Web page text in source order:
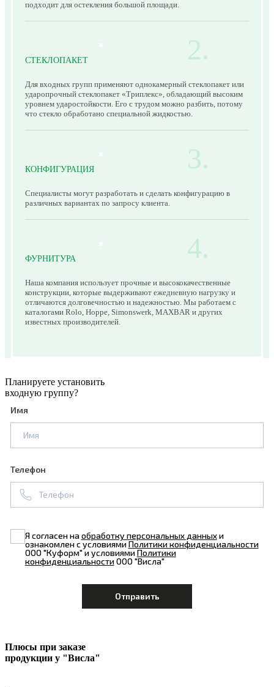
подходит для остекления большой площади.
СТЕКЛОПАКЕТ
Для входных групп применяют однокамерный стеклопакет или
ударопрочный стеклопакет «Триплекс», обладающий высоким
уровнем ударостойкости. Его с трудом можно разбить, потому
что стекло обработано специальной жидкостью.
КОНФИГУРАЦИЯ
Специалисты могут разработать и сделать конфигурацию в
различных вариантах по запросу клиента.
ФУРНИТУРА
Наша компания использует прочные и высококачественные
конструкции, которые выдерживают ежедневную нагрузку и
отличаются долговечностью и надежностью. Мы работаем с
каталогами Rolo, Hoppe, Simonswerk, MAXBAR и других
известных производителей.
Планируете установить
входную группу?
Имя
Телефон
Я согласен наобработку персональных данныхи
ознакомлен с условиямиПолитики конфиденциальности
ООО "Куформ" и условиямиПолитики
конфиденциальностиООО "Висла"
Плюсы при заказе
продукции у "Висла"